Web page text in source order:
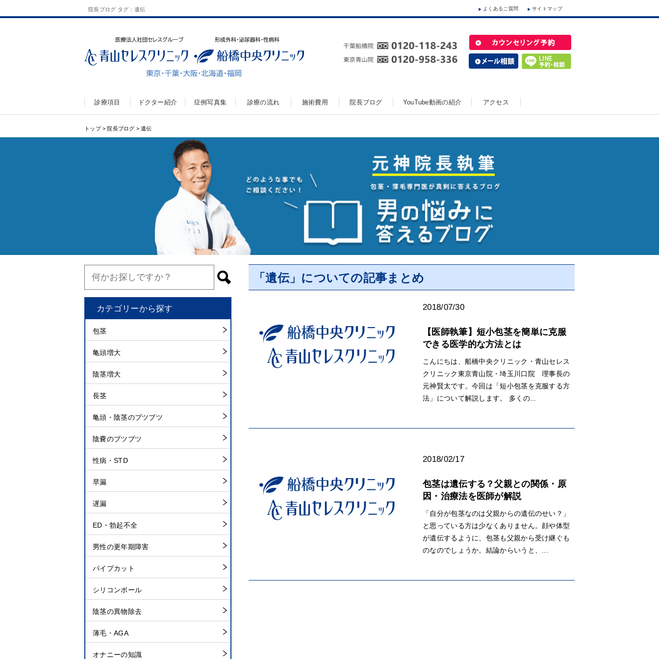
院長ブログ タグ：遺伝 よくあるご質問 サイトマップ
診療項目 ドクター紹介 症例写真集 診療の流れ 施術費用 院長ブログ YouTube動画の紹介 アクセス
トップ > 院長ブログ > 遺伝
「遺伝」についての記事まとめ
2018/07/30
【医師執筆】短小包茎を簡単に克服
できる医学的な方法とは
こんにちは、船橋中央クリニック・青山セレス
クリニック東京青山院・埼玉川口院 理事長の
元神賢太です。今回は「短小包茎を克服する方
法」について解説します。 多くの...
2018/02/17
包茎は遺伝する？父親との関係・原
因・治療法を医師が解説
「自分が包茎なのは父親からの遺伝のせい？」
と思っている方は少なくありません。顔や体型
が遺伝するように、包茎も父親から受け継ぐも
のなのでしょうか。結論からいうと、...
カテゴリーから探す
包茎
亀頭増大
陰茎増大
長茎
亀頭・陰茎のブツブツ
陰嚢のブツブツ
性病・STD
早漏
遅漏
ED・勃起不全
男性の更年期障害
パイプカット
シリコンボール
陰茎の異物除去
薄毛・AGA
オナニーの知識